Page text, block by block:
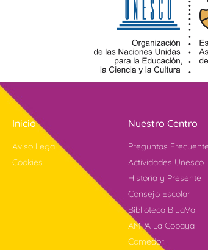
Inicio
Aviso Legal
Cookies
Nuestro Centro
Preguntas
Actividades Unesco
Historia y Presente
Consejo Escolar
Biblioteca BiJaVa
AMPA La Cobaya
Comedor